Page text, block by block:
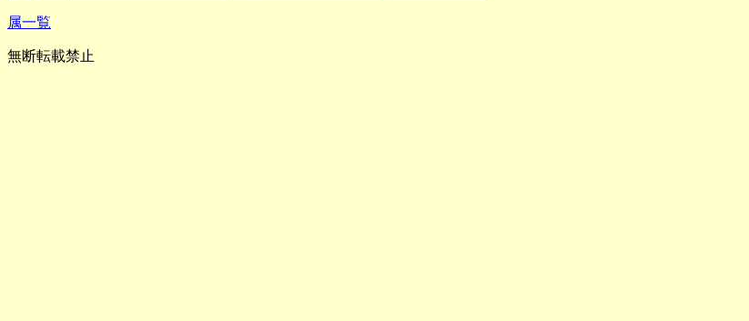
属一覧
無断転載禁止